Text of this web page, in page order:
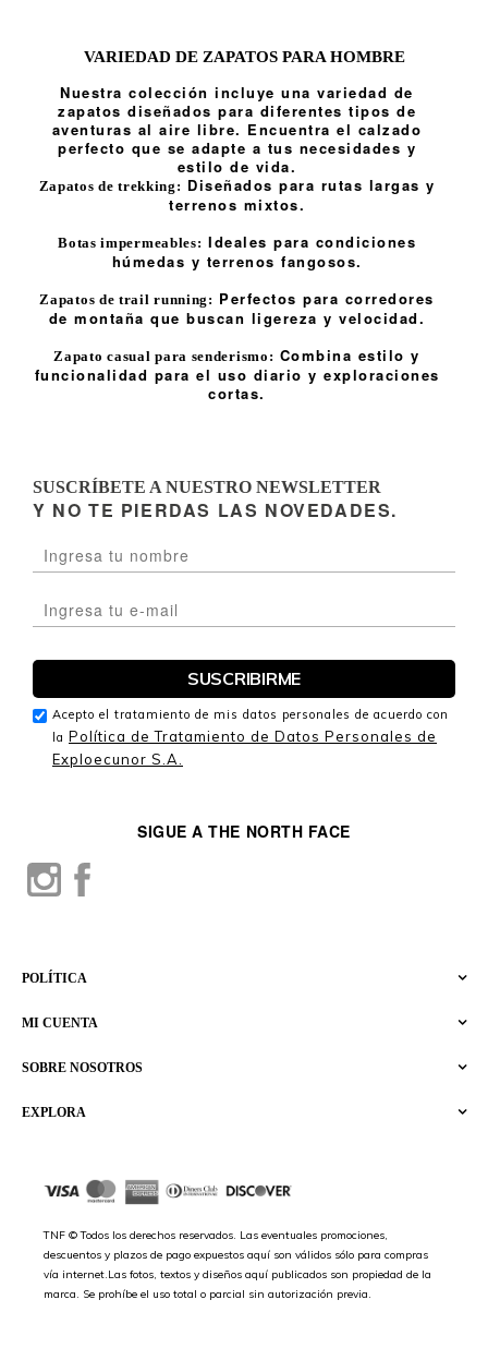
VARIEDAD DE ZAPATOS PARA HOMBRE
Nuestra colección incluye una variedad de
zapatos diseñados para diferentes tipos de
aventuras al aire libre. Encuentra el calzado
perfecto que se adapte a tus necesidades y
estilo de vida.
Zapatos de trekking: Diseñados para rutas largas y
terrenos mixtos.
Botas impermeables: Ideales para condiciones
húmedas y terrenos fangosos.
Zapatos de trail running: Perfectos para corredores
de montaña que buscan ligereza y velocidad.
Zapato casual para senderismo: Combina estilo y
funcionalidad para el uso diario y exploraciones
cortas.
EXPLORA
SOBRE NOSOTROS
MI CUENTA
POLÍTICA
SIGUE A THE NORTH FACE
TNF © Todos los derechos reservados. Las eventuales promociones,
descuentos y plazos de pago expuestos aquí son válidos sólo para compras
vía internet.Las fotos, textos y diseños aquí publicados son propiedad de la
marca. Se prohíbe el uso total o parcial sin autorización previa.
SUSCRÍBETE A NUESTRO NEWSLETTER
Y NO TE PIERDAS LAS NOVEDADES.
Acepto el tratamiento de mis datos personales de acuerdo con
la Política de Tratamiento de Datos Personales de
Exploecunor S.A.